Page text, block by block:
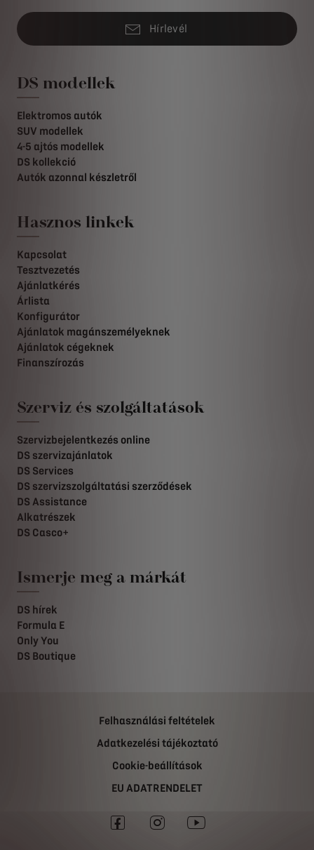
Hírlevél
DS modellek
Elektromos autók
SUV modellek
4-5 ajtós modellek
DS kollekció
Autók azonnal készletről
Hasznos linkek
Kapcsolat
Tesztvezetés
Ajánlatkérés
Árlista
Konfigurátor
Ajánlatok magánszemélyeknek
Ajánlatok cégeknek
Finanszírozás
Szerviz és szolgáltatások
Szervizbejelentkezés online
DS szervizajánlatok
DS Services
DS szervizszolgáltatási szerződések
DS Assistance
Alkatrészek
DS Casco+
Ismerje meg a márkát
DS hírek
Formula E
Only You
DS Boutique
Felhasználási feltételek
Adatkezelési tájékoztató
Cookie-beállítások
EU ADATRENDELET